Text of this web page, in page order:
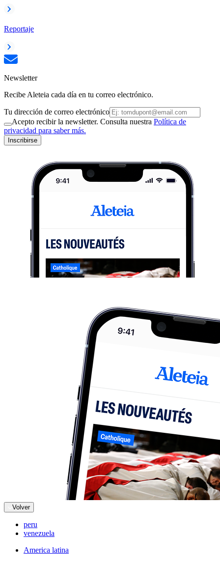
Reportaje
Newsletter
Recibe Aleteia cada día en tu correo electrónico.
Tu dirección de correo electrónico
Acepto recibir la newsletter. Consulta nuestra Política de
privacidad para saber más.
Inscribirse
Volver
peru
venezuela
America latina